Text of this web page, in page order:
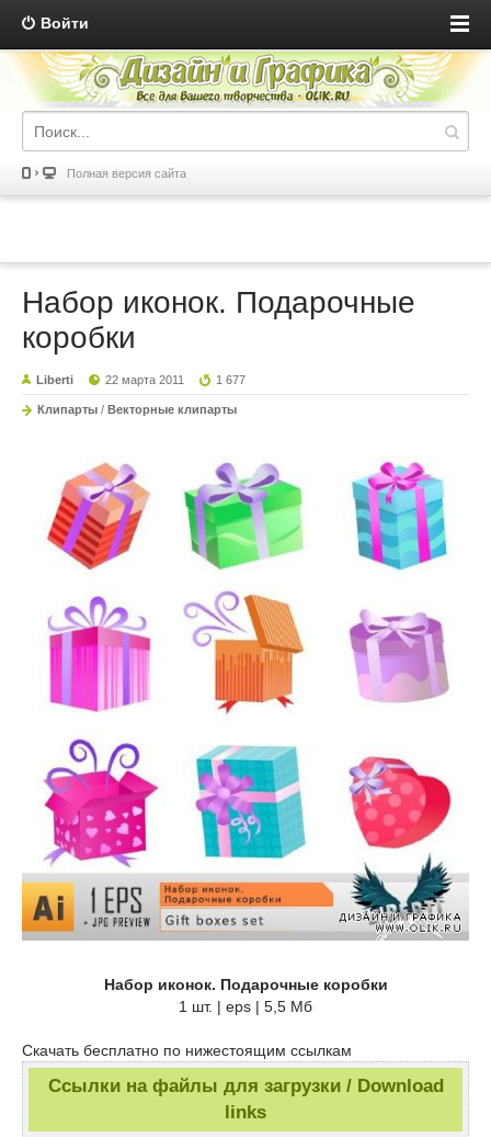
Войти
Полная версия сайта
Набор иконок. Подарочные
коробки
Liberti 22 марта 2011 1 677
Клипарты / Векторные клипарты
Набор иконок. Подарочные коробки
1 шт. | eps | 5,5 Мб
Скачать бесплатно по нижестоящим ссылкам
Ссылки на файлы для загрузки / Download
links